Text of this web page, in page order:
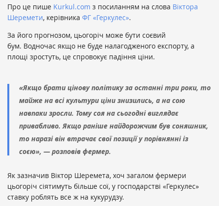
Про це пише Kurkul.com з посиланням на слова Віктора
Шеремети, керівника ФГ «Геркулес».
За його прогнозом, цьогоріч може бути соєвий
бум. Водночас якщо не буде налагодженого експорту, а
площі зростуть, це спровокує падіння ціни.
«Якщо брати цінову політику за останні три роки, то
майже на всі культури ціни знизились, а на сою
навпаки зросли. Тому соя на сьогодні виглядає
привабливо. Якщо раніше найдорожчим був соняшник,
то наразі він втрачає свої позиції у порівнянні із
соєю», — розповів фермер.
Як зазначив Віктор Шеремета, хоч загалом фермери
цьогоріч сіятимуть більше сої, у господарстві «Геркулес»
ставку роблять все ж на кукурудзу.